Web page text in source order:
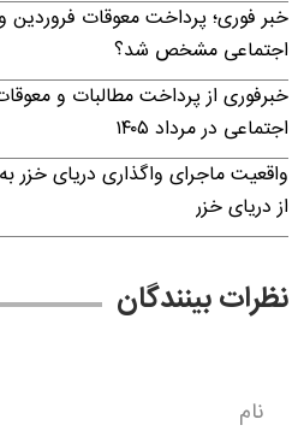
خبر فوری؛ پرداخت معوقات فروردین
اجتماعی مشخص شد؟
خبرفوری از پرداخت مطالبات و
اجتماعی در مرداد ۱۴۰۵
واقعیت ماجرای واگذاری دریای
از دریای خزر
نظرات بینندگان
نام